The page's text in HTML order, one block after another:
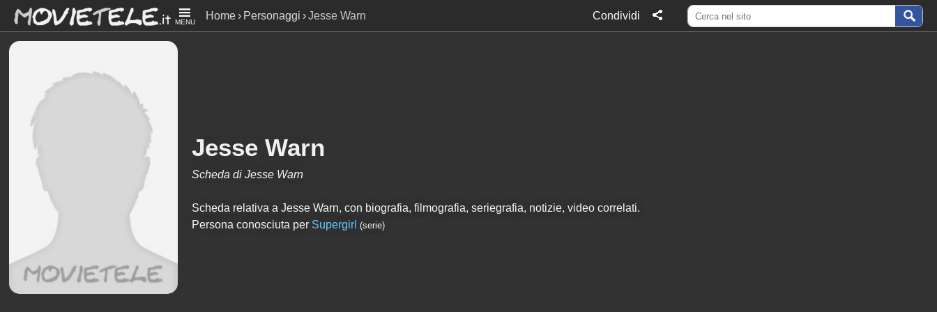
MENU
Home Personaggi Jesse Warn Condividi
Jesse Warn
Scheda di Jesse Warn
Scheda relativa a Jesse Warn, con biografia, filmografia, seriegrafia, notizie, video correlati.
Persona conosciuta per Supergirl (serie)